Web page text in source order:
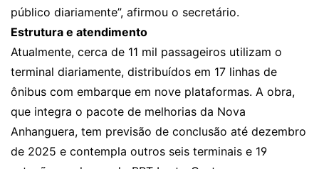
público diariamente”, afirmou o secretário.
Estrutura e atendimento
Atualmente, cerca de 11 mil passageiros utilizam o
terminal diariamente, distribuídos em 17 linhas de
ônibus com embarque em nove plataformas. A obra,
que integra o pacote de melhorias da Nova
Anhanguera, tem previsão de conclusão até dezembro
de 2025 e contempla outros seis terminais e 19